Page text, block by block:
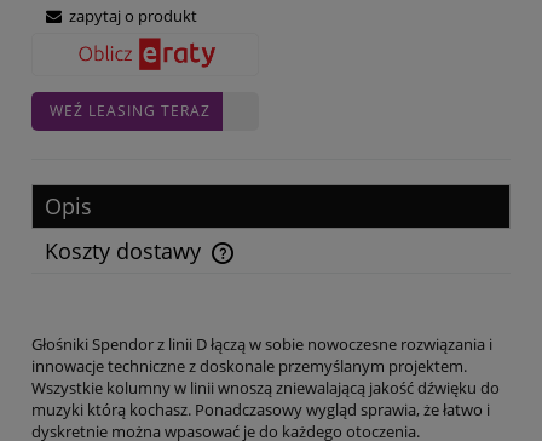
zapytaj o produkt
WEŹ LEASING TERAZ
Opis
Koszty dostawy
Cena nie zawiera ewentualnych kosztów płatności
Głośniki Spendor z linii D łączą w sobie nowoczesne rozwiązania i
innowacje techniczne z doskonale przemyślanym projektem.
Wszystkie kolumny w linii wnoszą zniewalającą jakość dźwięku do
muzyki którą kochasz. Ponadczasowy wygląd sprawia, że łatwo i
dyskretnie można wpasować je do każdego otoczenia.